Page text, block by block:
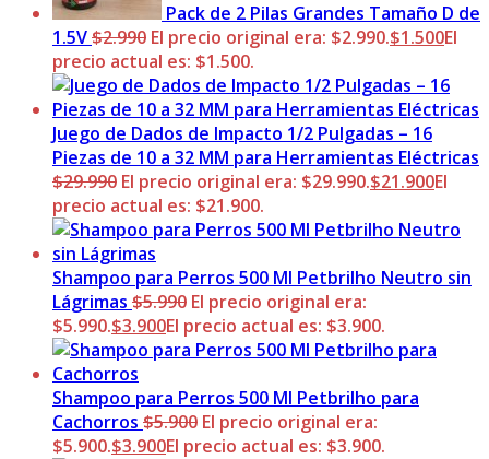
Pack de 2 Pilas Grandes Tamaño D de
1.5V$2.990 El precio original era: $2.990.$1.500El
precio actual es: $1.500.
Juego de Dados de Impacto 1/2 Pulgadas – 16
Piezas de 10 a 32 MM para Herramientas Eléctricas
$29.990 El precio original era: $29.990.$21.900El
precio actual es: $21.900.
Shampoo para Perros 500 Ml Petbrilho Neutro sin
Lágrimas $5.990 El precio original era:
$5.990.$3.900El precio actual es: $3.900.
Shampoo para Perros 500 Ml Petbrilho para
Cachorros $5.900 El precio original era:
$5.900.$3.900El precio actual es: $3.900.